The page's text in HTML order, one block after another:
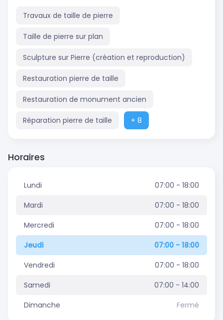
Travaux de taille de pierre
Taille de pierre sur plan
Sculpture sur Pierre (création et reproduction)
Restauration pierre de taille
Restauration de monument ancien
Réparation pierre de taille + 8
Horaires
Lundi
07:00 - 18:00
Mardi
07:00 - 18:00
Mercredi
07:00 - 18:00
Jeudi
07:00 - 18:00
Vendredi
07:00 - 18:00
Samedi
07:00 - 14:00
Dimanche
Fermé